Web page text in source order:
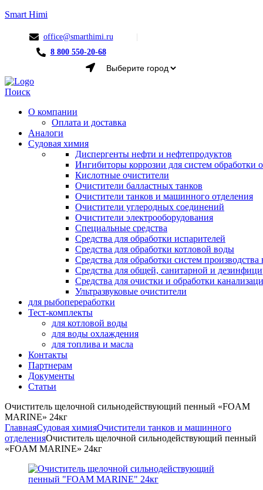
Smart Himi
8 800 550-20-68
office@smarthimi.ru
Menu
Поиск
О компании
Оплата и доставка
Аналоги
Судовая химия
Диспергенты нефти и нефтепродуктов
Ингибиторы коррозии для систем
Кислотные очистители
Очистители балластных танков
Очистители танков и машинного отделения
Очистители углеродных соединений
Очистители электрооборудования
Специальные средства
Средства для обработки испарителей
Средства для обработки котловой воды
Средства для обработки систем
Средства для общей, санитарной и
Средства для очистки и обработки
Ультразвуковые очистители
для рыбопереработки
Тест-комплекты
для котловой воды
для воды охлаждения
для топлива и масла
Контакты
Партнерам
Документы
Статьи
Очиститель щелочной сильнодействующий пенный «FOAM
MARINE» 24кг
ГлавнаяСудовая химияОчистители танков и машинного
отделенияОчиститель щелочной сильнодействующий пенный
«FOAM MARINE» 24кг